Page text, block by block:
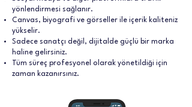
yönlendirmesi sağlanır.
Canvas, biyografi ve görseller ile içerik kaliteniz
yükselir.
Sadece sanatçı değil, dijitalde güçlü bir marka
haline gelirsiniz.
Tüm süreç profesyonel olarak yönetildiği için
zaman kazanırsınız.